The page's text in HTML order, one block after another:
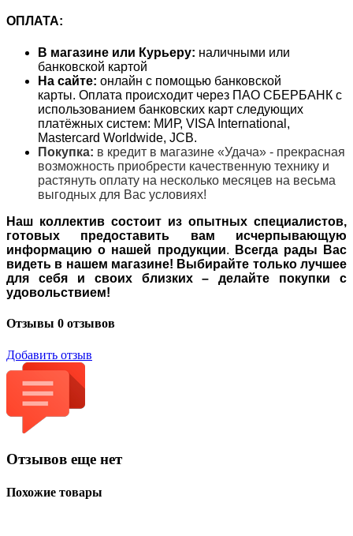
ОПЛАТА:
В магазине или Курьеру: наличными или
банковской картой
На сайте: онлайн с помощью банковской
карты. Оплата происходит через ПАО СБЕРБАНК с
использованием банковских карт следующих
платёжных систем: МИР, VISA International,
Mastercard Worldwide, JCB.
Покупка: в кредит в магазине «Удача» - прекрасная
возможность приобрести качественную технику и
растянуть оплату на несколько месяцев на весьма
выгодных для Вас условиях!
Наш коллектив состоит из опытных специалистов,
готовых предоставить вам исчерпывающую
информацию о нашей продукции.
Всегда рады Вас
видеть в нашем магазине! Выбирайте только лучшее
для себя и своих близких – делайте покупки с
удовольствием!
Отзывы 0 отзывов
Добавить отзыв
Отзывов еще нет
Похожие товары